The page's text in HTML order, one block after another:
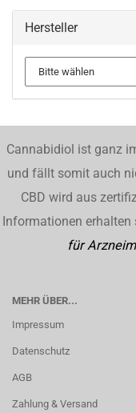
Hersteller
Cannabidiol ist ganz
und fällt somit auch
CBD wird aus
Informationen erhalten
für
MEHR ÜBER...
Impressum
Datenschutz
AGB
Zahlung & Versand